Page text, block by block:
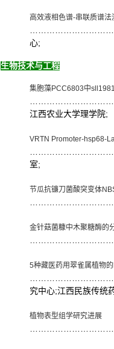
高效液相色谱-串联质谱法
心;
生物技术与工程
集胞藻PCC6803中sll1981
江西农业大学理学院;
VRTN Promoter-hsp68-
室;
节瓜抗镰刀菌酸突变体
金针菇菌糠中木聚糖酶的
5种藏医药用翠雀属植物的
究中心;江西民族传统
植物表型组学研究进展